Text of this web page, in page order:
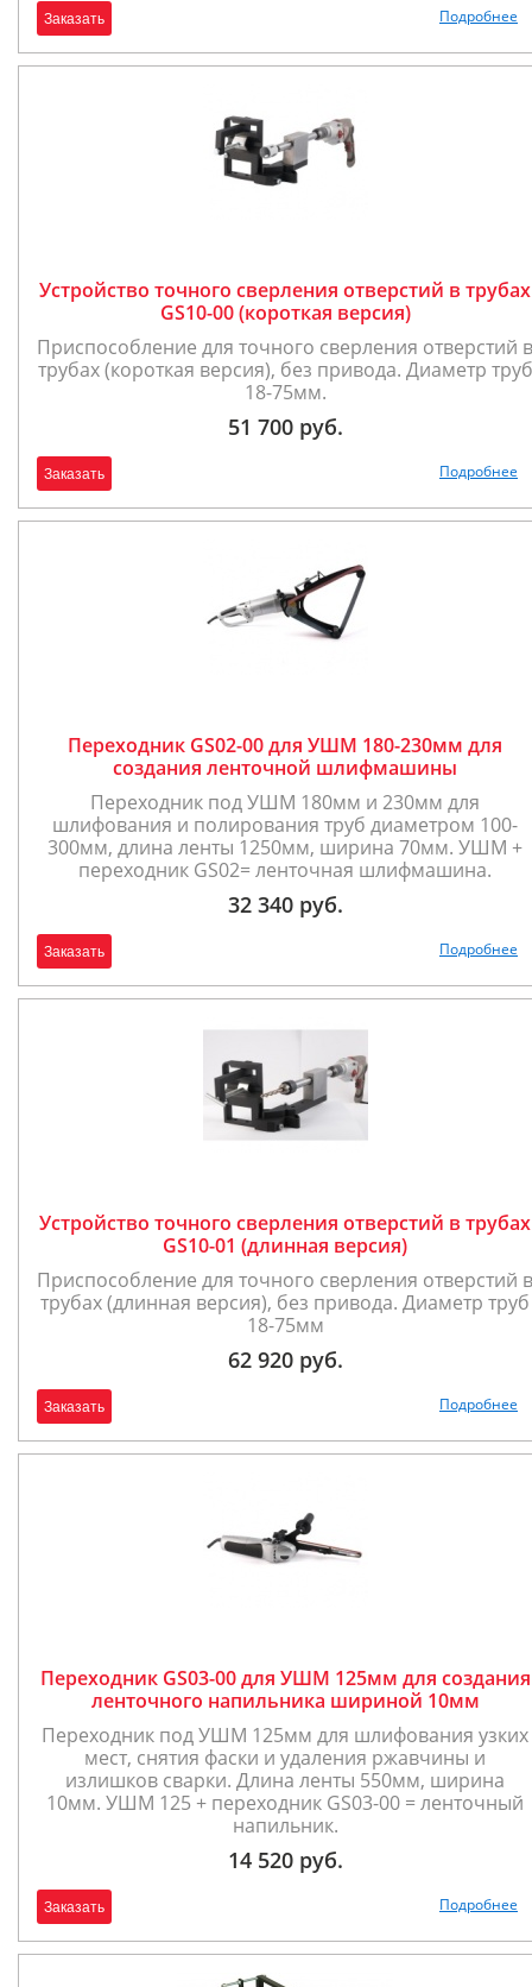
Заказать Подробнее
Устройство точного сверления отверстий в трубах
GS10-00 (короткая версия)
Приспособление для точного сверления отверстий в
трубах (короткая версия), без привода. Диаметр труб
18-75мм.
51 700 руб.
Заказать Подробнее
Переходник GS02-00 для УШМ 180-230мм для
создания ленточной шлифмашины
Переходник под УШМ 180мм и 230мм для
шлифования и полирования труб диаметром 100-
300мм, длина ленты 1250мм, ширина 70мм. УШМ +
переходник GS02= ленточная шлифмашина.
32 340 руб.
Заказать Подробнее
Устройство точного сверления отверстий в трубах
GS10-01 (длинная версия)
Приспособление для точного сверления отверстий в
трубах (длинная версия), без привода. Диаметр труб
18-75мм
62 920 руб.
Заказать Подробнее
Переходник GS03-00 для УШМ 125мм для создания
ленточного напильника шириной 10мм
Переходник под УШМ 125мм для шлифования узких
мест, снятия фаски и удаления ржавчины и
излишков сварки. Длина ленты 550мм, ширина
10мм. УШМ 125 + переходник GS03-00 = ленточный
напильник.
14 520 руб.
Заказать Подробнее